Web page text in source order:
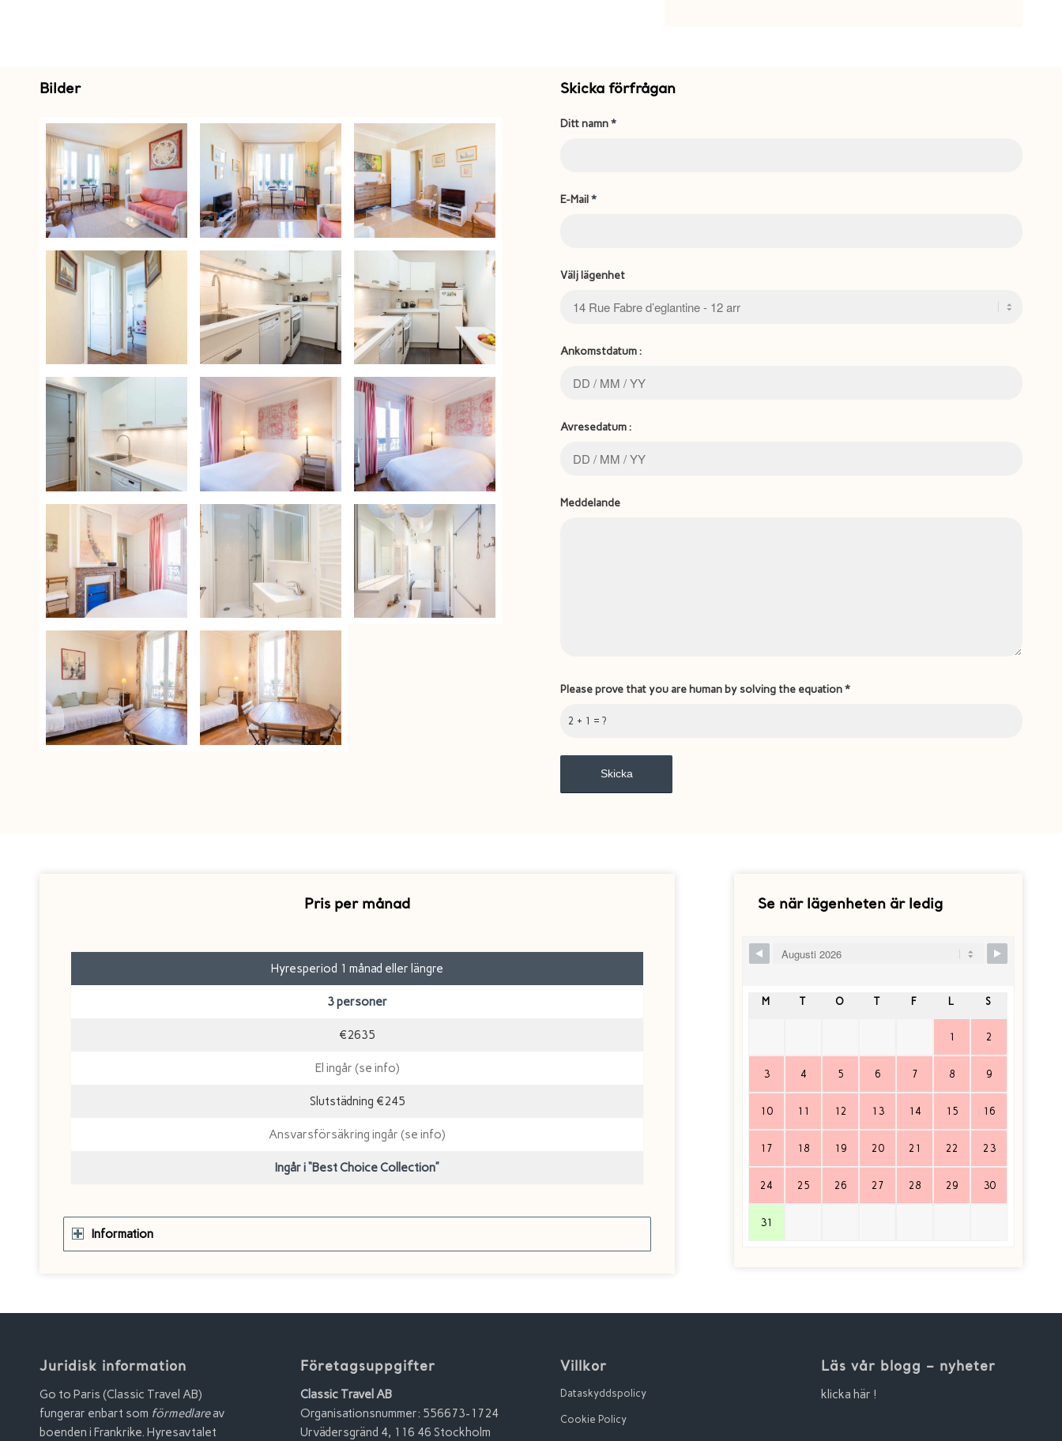
Bilder Skicka förfrågan
Ditt namn*
E-Mail*
Välj lägenhet
Ankomstdatum :
Avresedatum :
Meddelande
2 + 1 = ?
Please prove that you are human by solving the equation*
Pris per månad
Hyresperiod 1 månad eller längre
3 personer
€2635
El ingår (se info)
Slutstädning €245
Ansvarsförsäkring ingår (se info)
Ingår i “Best Choice Collection”
Information
Se när lägenheten är ledig
Skip Booking Form
M T O T F L S
1 2
3 4 5 6 7 8 9
10 11 12 13 14 15 16
17 18 19 20 21 22 23
24 25 26 27 28 29 30
31
Juridisk information
Go to Paris (Classic Travel AB)
fungerar enbart som förmedlareav
boenden i Frankrike. Hyresavtalet
Företagsuppgifter
Classic Travel AB
Organisationsnummer: 556673-1724
Urvädersgränd 4, 116 46 Stockholm
Villkor
Dataskyddspolicy
Cookie Policy
Läs vår blogg – nyheter
klicka här !